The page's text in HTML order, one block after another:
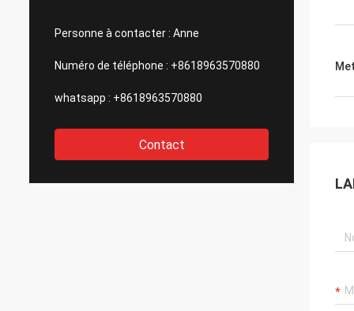
Personne à contacter : Anne
Numéro de téléphone : +8618963570880
whatsapp : +8618963570880
Contact